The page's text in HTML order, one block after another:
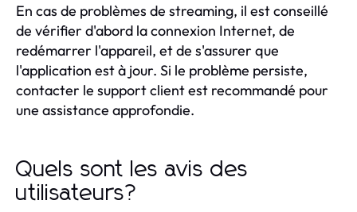
En cas de problèmes de streaming, il est conseillé
de vérifier d'abord la connexion Internet, de
redémarrer l'appareil, et de s'assurer que
l'application est à jour. Si le problème persiste,
contacter le support client est recommandé pour
une assistance approfondie.
Quels sont les avis des
utilisateurs?